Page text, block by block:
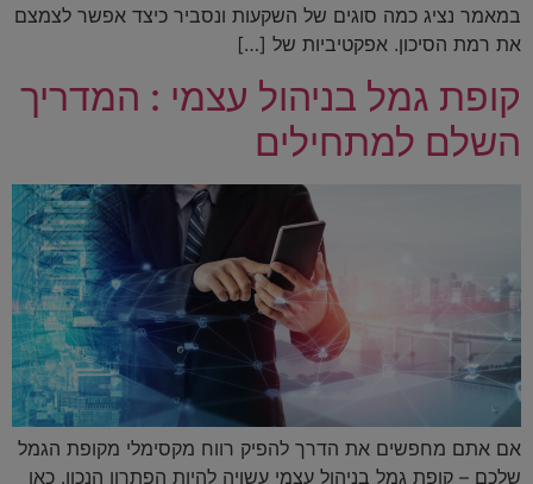
במאמר נציג כמה סוגים של השקעות ונסביר כיצד אפשר לצמצם
את רמת הסיכון. אפקטיביות של […]
קופת גמל בניהול עצמי : המדריך
השלם למתחילים
אם אתם מחפשים את הדרך להפיק רווח מקסימלי מקופת הגמל
שלכם – קופת גמל בניהול עצמי עשויה להיות הפתרון הנכון. כאן